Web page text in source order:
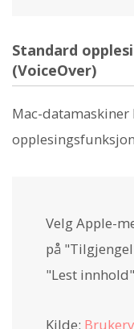
Standard
(VoiceOver)
Mac-datamaskiner
Velg Apple-
på
"Lest
Kilde: